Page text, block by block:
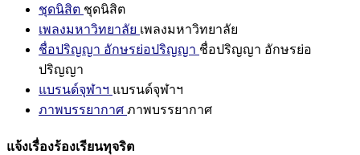
ชุดนิสิต ชุดนิสิต
เพลงมหาวิทยาลัย เพลงมหาวิทยาลัย
ชื่อปริญญา อักษรย่อปริญญา ชื่อปริญญา อักษรย่อ
ปริญญา
แบรนด์จุฬาฯ แบรนด์จุฬาฯ
ภาพบรรยากาศ ภาพบรรยากาศ
แจ้งเรื่องร้องเรียนทุจริต